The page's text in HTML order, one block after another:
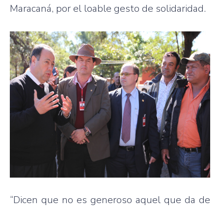
Maracaná, por el loable gesto de solidaridad.
“Dicen que no es generoso aquel que da de